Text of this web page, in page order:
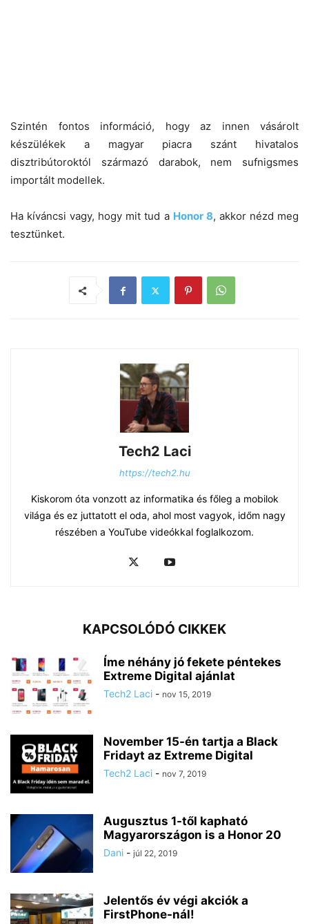
Szintén fontos információ, hogy az innen vásárolt
készülékek a magyar piacra szánt hivatalos
disztribútoroktól származó darabok, nem sufnigsmes
importált modellek.
Ha kíváncsi vagy, hogy mit tud a Honor 8, akkor nézd meg
tesztünket.
Tech2 Laci
https://tech2.hu
Kiskorom óta vonzott az informatika és főleg a mobilok
világa és ez juttatott el oda, ahol most vagyok, időm nagy
részében a YouTube videókkal foglalkozom.
KAPCSOLÓDÓ CIKKEK
Íme néhány jó fekete péntekes
Extreme Digital ajánlat
Tech2 Laci - nov 15, 2019
November 15-én tartja a Black
Fridayt az Extreme Digital
Tech2 Laci - nov 7, 2019
Augusztus 1-től kapható
Magyarországon is a Honor 20
Dani - júl 22, 2019
Jelentős év végi akciók a
FirstPhone-nál!